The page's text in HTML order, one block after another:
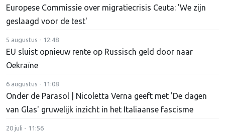
Europese Commissie over migratiecrisis Ceuta: 'We zijn
geslaagd voor de test'
5 augustus - 12:48
EU sluist opnieuw rente op Russisch geld door naar
Oekraïne
6 augustus - 11:08
Onder de Parasol | Nicoletta Verna geeft met 'De dagen
van Glas' gruwelijk inzicht in het Italiaanse fascisme
20 juli - 11:56